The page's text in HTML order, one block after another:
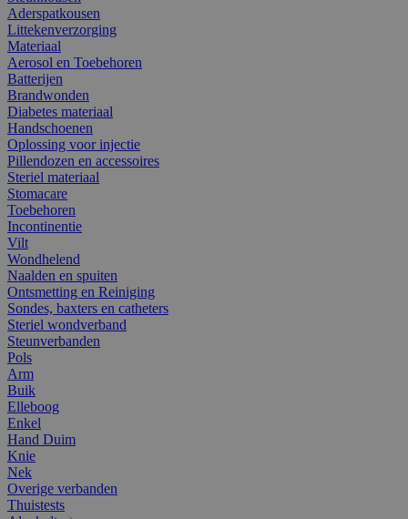
Aderspatkousen
Littekenverzorging
Materiaal
Aerosol en Toebehoren
Batterijen
Brandwonden
Diabetes materiaal
Handschoenen
Oplossing voor injectie
Pillendozen en accessoires
Steriel materiaal
Stomacare
Toebehoren
Incontinentie
Vilt
Wondhelend
Naalden en spuiten
Ontsmetting en Reiniging
Sondes, baxters en catheters
Steriel wondverband
Steunverbanden
Pols
Arm
Buik
Elleboog
Enkel
Hand Duim
Knie
Nek
Overige verbanden
Thuistests